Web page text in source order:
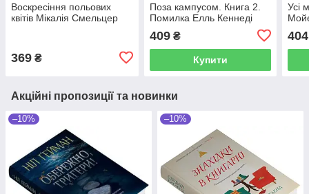
Воскресіння польових
квітів Мікалія Смельцер
369 ₴
Поза кампусом. Книга 2.
Помилка Елль Кеннеді
409₴
Купити
Усі
404
Акційні пропозиції та новинки
–10% –10%